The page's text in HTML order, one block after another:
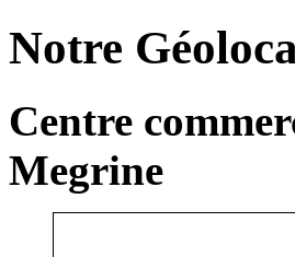
Notre
Centre
Megrine